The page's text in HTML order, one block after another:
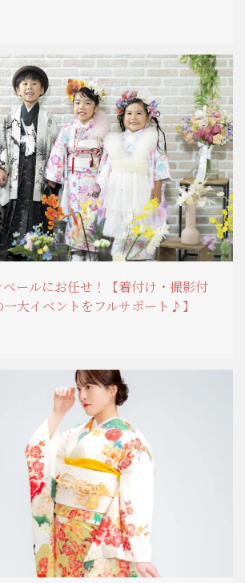
ールにお任せ！【着付け・撮影付
大イベントをフルサポート♪】